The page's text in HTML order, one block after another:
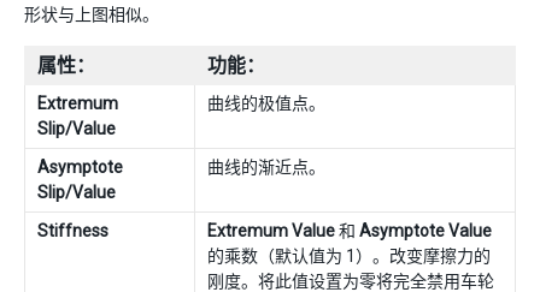
形状与上图相似。
属性： 功能：
Extremum
Slip/Value
曲线的极值点。
Asymptote
Slip/Value
曲线的渐近点。
Stiffness Extremum Value和 Asymptote Value
的乘数（默认值为 1）。改变摩擦力的
刚度。将此值设置为零将完全禁用车轮